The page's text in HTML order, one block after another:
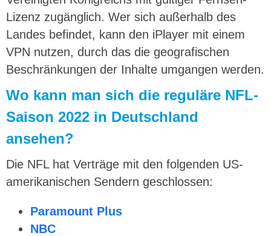
Lizenz zugänglich. Wer sich außerhalb des
Landes befindet, kann den iPlayer mit einem
VPN nutzen, durch das die geografischen
Beschränkungen der Inhalte umgangen werden.
Wo kann man sich die reguläre NFL-
Saison 2022 in Deutschland
ansehen?
Die NFL hat Verträge mit den folgenden US-
amerikanischen Sendern geschlossen:
Paramount Plus
NBC